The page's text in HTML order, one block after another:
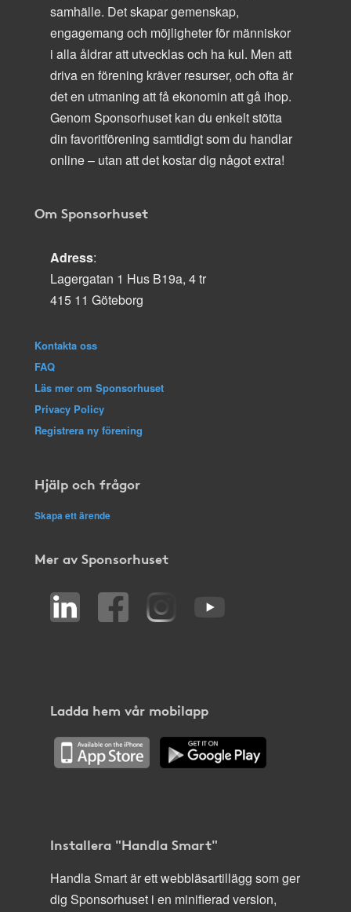
samhälle. Det skapar gemenskap,
engagemang och möjligheter för människor
i alla åldrar att utvecklas och ha kul. Men att
driva en förening kräver resurser, och ofta är
det en utmaning att få ekonomin att gå ihop.
Genom Sponsorhuset kan du enkelt stötta
din favoritförening samtidigt som du handlar
online – utan att det kostar dig något extra!
Om Sponsorhuset
Adress:
Lagergatan 1 Hus B19a, 4 tr
415 11 Göteborg
Kontakta oss
FAQ
Läs mer om Sponsorhuset
Privacy Policy
Registrera ny förening
Hjälp och frågor
Skapa ett ärende
Mer av Sponsorhuset
Ladda hem vår mobilapp
Installera "Handla Smart"
Handla Smart är ett webbläsartillägg som ger
dig Sponsorhuset i en minifierad version,